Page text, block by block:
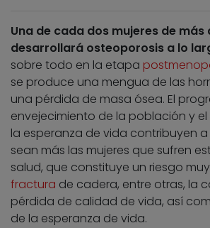
Una de cada dos mujeres de más
desarrollará osteoporosis a lo
sobre todo en la etapa
se produce una mengua de las
una pérdida de masa ósea. El
envejecimiento de la población y
la esperanza de vida contribuyen
sean más las mujeres que sufren
salud, que constituye un riesgo
fractura de cadera, entre otras, la
pérdida de calidad de vida, así
de la esperanza de vida.